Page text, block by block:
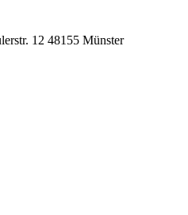
12 48155 Münster